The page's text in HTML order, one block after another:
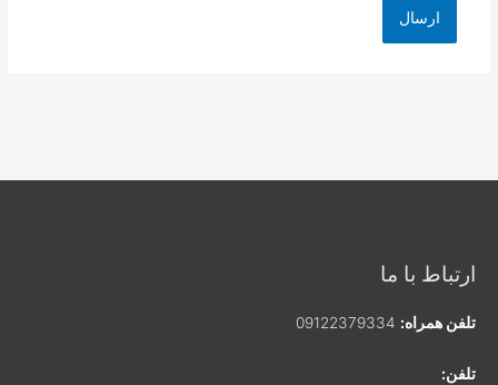
ارتباط با ما
تلفن همراه: 09122379334
تلفن: